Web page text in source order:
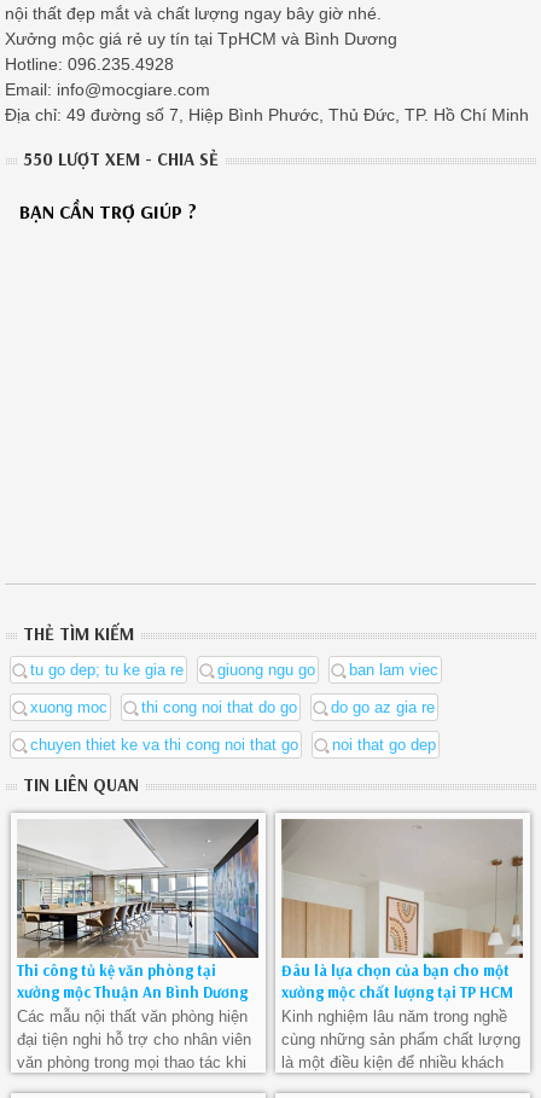
nội thất đẹp mắt và chất lượng ngay bây giờ nhé.
Xưởng mộc giá rẻ uy tín tại TpHCM và Bình Dương
Hotline: 096.235.4928
Email: info@mocgiare.com
Địa chỉ: 49 đường số 7, Hiệp Bình Phước, Thủ Đức, TP. Hồ Chí Minh
550 LƯỢT XEM - CHIA SẺ
BẠN CẦN TRỢ GIÚP ?
THẺ TÌM KIẾM
tu go dep; tu ke gia re giuong ngu go ban lam viec
xuong moc thi cong noi that do go do go az gia re
chuyen thiet ke va thi cong noi that go noi that go dep
TIN LIÊN QUAN
Thi công tủ kệ văn phòng tại
xưởng mộc Thuận An Bình Dương
Các mẫu nội thất văn phòng hiện
đại tiện nghi hỗ trợ cho nhân viên
văn phòng trong mọi thao tác khi
Đâu là lựa chọn của bạn cho một
xưởng mộc chất lượng tại TP HCM
Kinh nghiệm lâu năm trong nghề
cùng những sản phẩm chất lượng
là một điều kiện để nhiều khách